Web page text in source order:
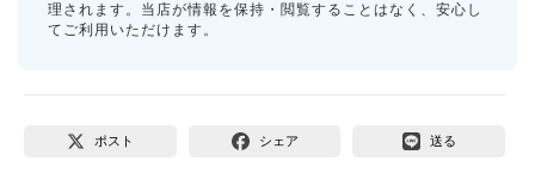
理されます。当店が情報を保持・閲覧することはなく、安心し
てご利用いただけます。
ポスト シェア 送る